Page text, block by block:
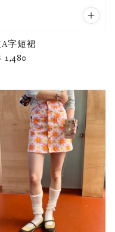
字短裙
1,480